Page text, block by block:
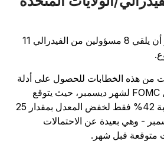
هذا الأسبوع، من المقرر أن يلقي 8 مسؤولين من الفيدرالي 11
الخطابات للحصول على أدلة
إضافية حول قرار معدل FOMC لشهر ديسمبر، حيث يتوقع
السوق حاليًا فرصة بنسبة 42% فقط لخفض المعدل بمقدار 25
10 ديسمبر - وهي بعيدة عن الاحتمالات
قبل شهر.